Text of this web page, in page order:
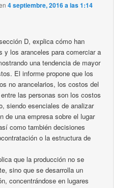
4 septiembre, 2016 a las 1:14
D, explica cómo han
y los aranceles para comerciar a
una tendencia de mayor
El informe propone que los
no arancelarios, los costos del
las personas son los costos
siendo esenciales de analizar
de una empresa sobre el lugar
como también decisiones
o la estructura de
que la producción no se
sino que se desarrolla un
concentrándose en lugares